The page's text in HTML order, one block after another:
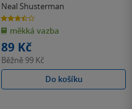
Neal Shusterman
3.5
z
5
hvězdiček
měkká vazba
89 Kč
Běžně 99 Kč
Do košíku